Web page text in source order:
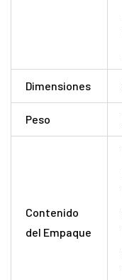
Dimensiones
Peso
Contenido
del Empaque